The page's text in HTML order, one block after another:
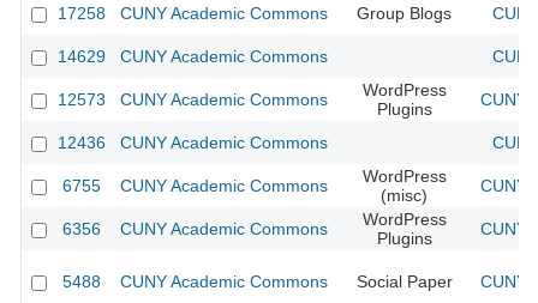
17258 CUNY Academic Commons Group Blogs
14629 CUNY Academic Commons
12573 CUNY Academic Commons
WordPress
Plugins
CUNY
12436 CUNY Academic Commons
6755 CUNY Academic Commons
WordPress
(misc)
CUNY
6356 CUNY Academic Commons
WordPress
Plugins
CUNY
5488 CUNY Academic Commons Social Paper CUNY